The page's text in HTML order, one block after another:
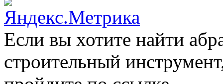
Если вы хотите найти
строительный